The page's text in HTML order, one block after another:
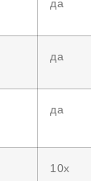
да
да
да
10x